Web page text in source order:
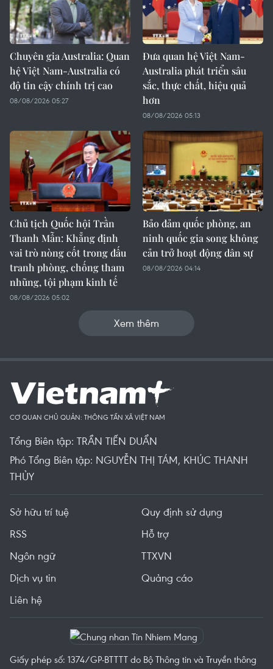
Chuyên gia Australia: Quan
hệ Việt Nam-Australia có
độ tin cậy chính trị cao
08/08/2026 05:27
Đưa quan hệ Việt Nam-
Australia phát triển sâu
sắc, thực chất, hiệu quả
hơn
08/08/2026 05:13
Chủ tịch Quốc hội Trần
Thanh Mẫn: Khẳng định
vai trò nòng cốt trong đấu
tranh phòng, chống tham
nhũng, tội phạm kinh tế
08/08/2026 05:02
Bảo đảm quốc phòng, an
ninh quốc gia song không
cản trở hoạt động dân sự
08/08/2026 04:14
Xem thêm
CƠ QUAN CHỦ QUẢN: THÔNG TẤN XÃ VIỆT NAM
Tổng Biên tập: TRẦN TIẾN DUẨN
Phó Tổng Biên tập: NGUYỄN THỊ TÁM, KHÚC THANH
THỦY
Sở hữu trí tuệ
Quy định sử dụng
RSS
Hỗ trợ
Ngôn ngữ
TTXVN
Dịch vụ tin
Quảng cáo
Liên hệ
Giấy phép số: 1374/GP-BTTTT do Bộ Thông tin và Truyền thông